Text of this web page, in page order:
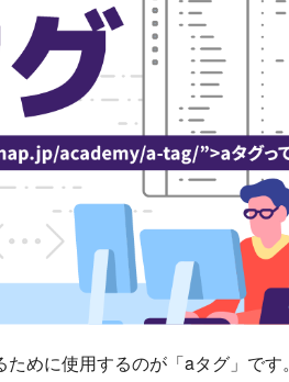
めに使用するのが「aタグ」で